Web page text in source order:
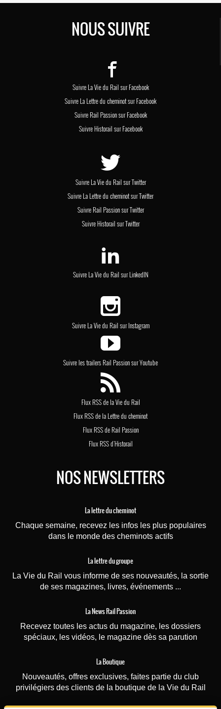
NOUS SUIVRE
Suivre La Vie du Rail sur Facebook
Suivre La Lettre du cheminot sur Facebook
Suivre Rail Passion sur Facebook
Suivre Historail sur Facebook
Suivre La Vie du Rail sur Twitter
Suivre La Lettre du cheminot sur Twitter
Suivre Rail Passion sur Twitter
Suivre Historail sur Twitter
Suivre La Vie du Rail sur LinkedIN
Suivre La Vie du Rail sur Instagram
Suivre les trailers Rail Passion sur Youtube
Flux RSS de la Vie du Rail
Flux RSS de la Lettre du cheminot
Flux RSS de Rail Passion
Flux RSS d'Historail
NOS NEWSLETTERS
La lettre du cheminot
Chaque semaine, recevez les infos les plus populaires
dans le monde des cheminots actifs
La lettre du groupe
La Vie du Rail vous informe de ses nouveautés, la sortie
de ses magazines, livres, événements ...
La News Rail Passion
Recevez toutes les actus du magazine, les dossiers
spéciaux, les vidéos, le magazine dès sa parution
La Boutique
Nouveautés, offres exclusives, faites partie du club
privilégiers des clients de la boutique de la Vie du Rail